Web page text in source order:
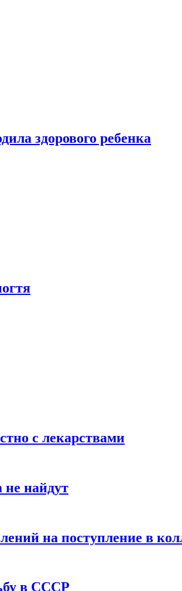
здорового ребенка
с лекарствами
не найдут
на поступление в
в СССР